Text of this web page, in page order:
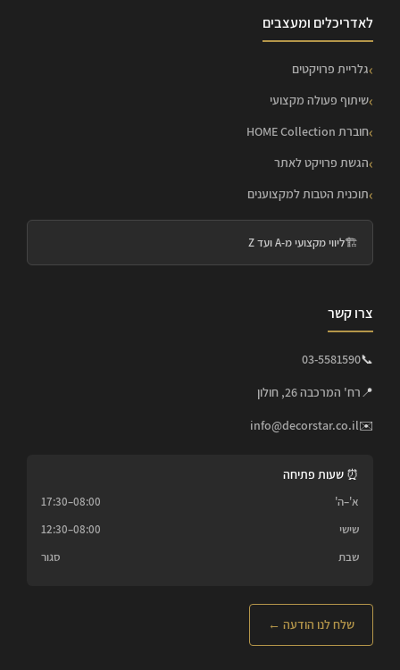
לאדריכלים ומעצבים
גלריית פרויקטים
שיתוף פעולה מקצועי
חוברת HOME Collection
הגשת פרויקט לאתר
תוכנית הטבות למקצוענים
🏗️ליווי מקצועי מ-A ועד Z
צרו קשר
📞
03-5581590
📍רח' המרכבה 26, חולון
✉️
info@decorstar.co.il
⏰ שעות פתיחה
א'–ה'
08:00–17:30
שישי
08:00–12:30
שבת
סגור
שלח לנו הודעה ←